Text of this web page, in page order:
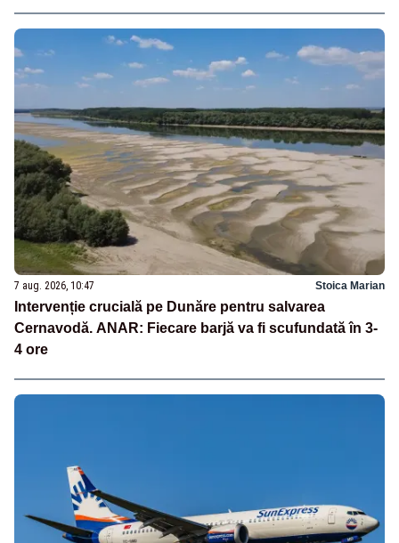
7 aug. 2026, 10:47 Stoica Marian
Intervenție crucială pe Dunăre pentru salvarea
Cernavodă. ANAR: Fiecare barjă va fi scufundată în 3-
4 ore